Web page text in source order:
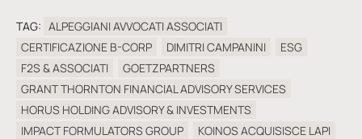
TAG: ALPEGGIANI AVVOCATI ASSOCIATI
CERTIFICAZIONE B-CORP
DIMITRI CAMPANINI
ESG
F2S & ASSOCIATI
GOETZPARTNERS
GRANT THORNTON FINANCIAL ADVISORY SERVICES
HORUS HOLDING ADVISORY & INVESTMENTS
IMPACT FORMULATORS GROUP
KOINOS ACQUISISCE LAPI